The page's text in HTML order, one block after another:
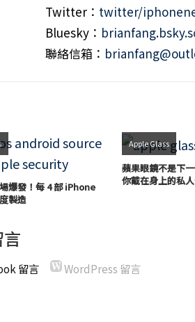
Twitter： twitter/
Bluesky：
聯絡信箱：
爆發！每 4 部 iPhone
製造
Apple Glass
蘋果眼鏡不是下
你戴在身上的私
留言 WordPress 留言